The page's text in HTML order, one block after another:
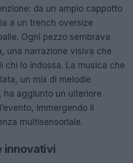
da un ampio cappotto
a un trench oversize
Ogni pezzo sembrava
una narrazione visiva che
chi lo indossa. La musica che
un mix di melodie
ha aggiunto un ulteriore
immergendo il
multisensoriale.
innovativi